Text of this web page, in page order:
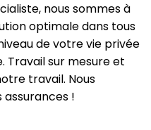
nous sommes à
optimale dans tous
de votre vie privée
Travail sur mesure et
travail. Nous
!